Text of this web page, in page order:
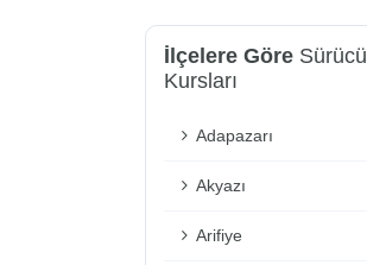
İlçelere Göre Sürücü
Kursları
Adapazarı
Akyazı
Arifiye